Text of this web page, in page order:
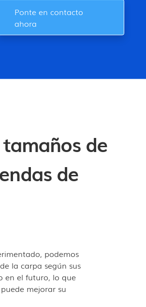
Ponte en contacto
ahora
de
de
podemos
la carpa según sus
en el futuro, lo que
mejorar su